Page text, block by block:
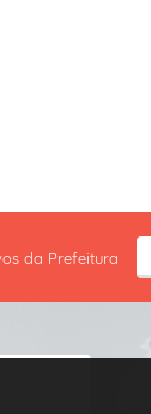
da Prefeitura